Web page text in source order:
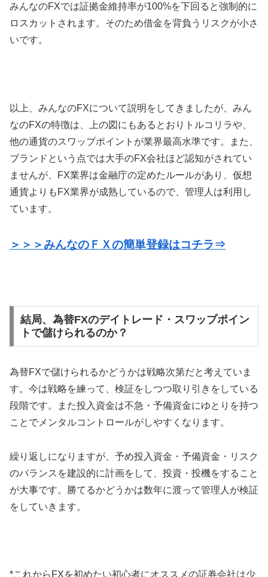
みんなのFXでは証拠金維持率が100%を下回ると強制的に
ロスカットされます。そのため借金を背負うリスクが小さ
いです。
以上、みんなのFXについて説明をしてきましたが、みん
なのFXの特徴は、上の図にもあるとおりトルコリラや、
他の通貨のスワップポイントが業界最高水準です。また、
ブランドという点では大手のFX会社ほど認知がされてい
ませんが、FX業界は金融庁の定めたルールがあり、仮想
通貨よりもFX業界が成熟しているので、管理人は利用し
ています。
＞＞＞みんなのＦＸの簡単登録はコチラ⇒
結局、為替FXのデイトレード・スワップポイン
トで儲けられるのか？
為替FXで儲けられるかどうかは戦略次第だと考えていま
す。今は戦略を練って、検証をしつつ取り引きをしている
段階です。また投入資金は不急・予備資金にゆとりを持つ
ことでメンタルコントロールがしやすくなります。
繰り返しになりますが、予め投入資金・予備資金・リスク
のバランスを建設的に計画をして、投資・投機をすること
が大事です。勝てるかどうかは数年に渡って管理人が検証
をしていきます。
*これからFXを初めたい初心者にオススメの証券会社は少